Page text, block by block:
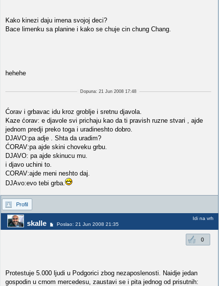
Kako kinezi daju imena svojoj deci?
Bace limenku sa planine i kako se chuje cin chung Chang.
hehehe
Dopuna: 21 Jun 2008 17:48
Ćorav i grbavac idu kroz groblje i sretnu djavola.
Kaze ćorav: e djavole svi prichaju kao da ti pravish ruzne stvari , ajde
jednom predji preko toga i uradineshto dobro.
DJAVO:pa adje . Shta da uradim?
ĆORAV:pa ajde skini choveku grbu.
DJAVO: pa ajde skinucu mu.
i djavo uchini to.
CORAV:ajde meni neshto daj.
DJAvo:evo tebi grba.
Profil
skalle Poslao: 21 Jun 2008 21:35
Idi na vrh
0
Protestuje 5.000 ljudi u Podgorici zbog nezaposlenosti. Naidje jedan
gospodin u crnom mercedesu, zaustavi se i pita jednog od prisutnih: